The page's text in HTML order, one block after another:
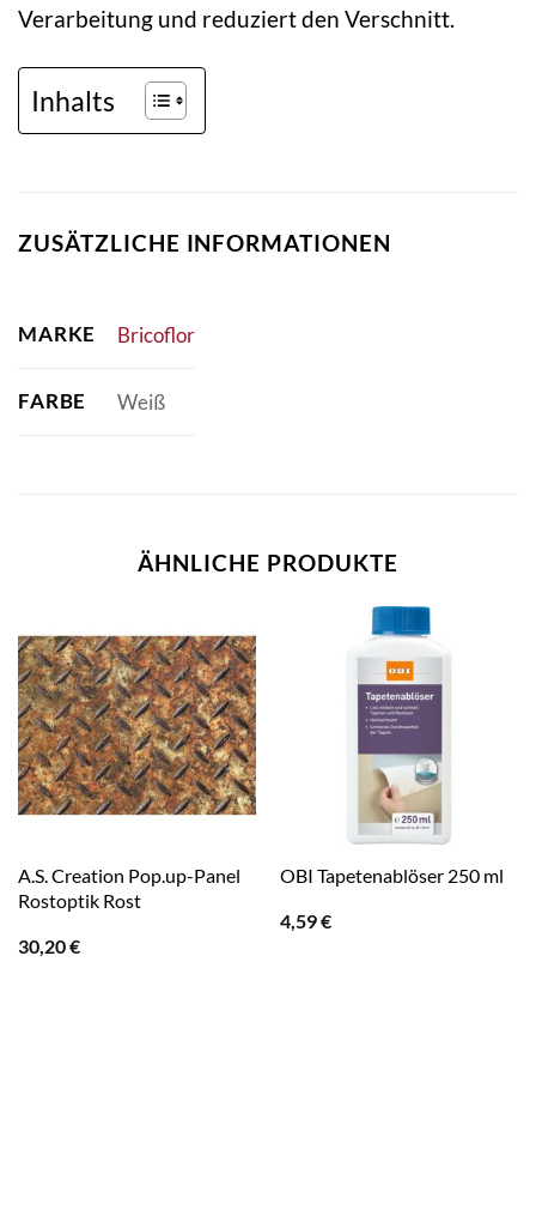
Verarbeitung und reduziert den Verschnitt.
Inhalts
ZUSÄTZLICHE INFORMATIONEN
MARKE Bricoflor
FARBE Weiß
ÄHNLICHE PRODUKTE
A.S. Creation Pop.up-Panel
Rostoptik Rost
30,20€
OBI Tapetenablöser 250 ml
4,59€